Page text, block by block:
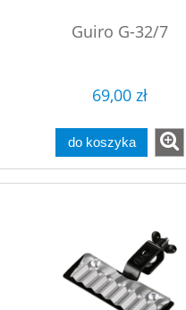
Guiro G-32/7
69,00 zł
do koszyka